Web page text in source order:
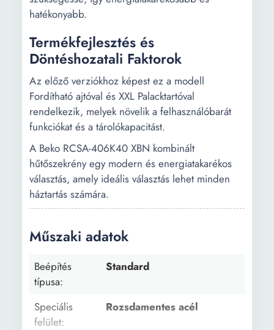
hatékonyabb.
Termékfejlesztés és
Döntéshozatali Faktorok
Az előző verziókhoz képest ez a modell
Fordítható ajtóval és XXL Palacktartóval
rendelkezik, melyek növelik a felhasználóbarát
funkciókat és a tárolókapacitást.
A Beko RCSA-406K40 XBN kombinált
hűtőszekrény egy modern és energiatakarékos
választás, amely ideális választás lehet minden
háztartás számára.
Műszaki adatok
Beépítés
típusa:
Standard
Speciális
felület:
Rozsdamentes acél